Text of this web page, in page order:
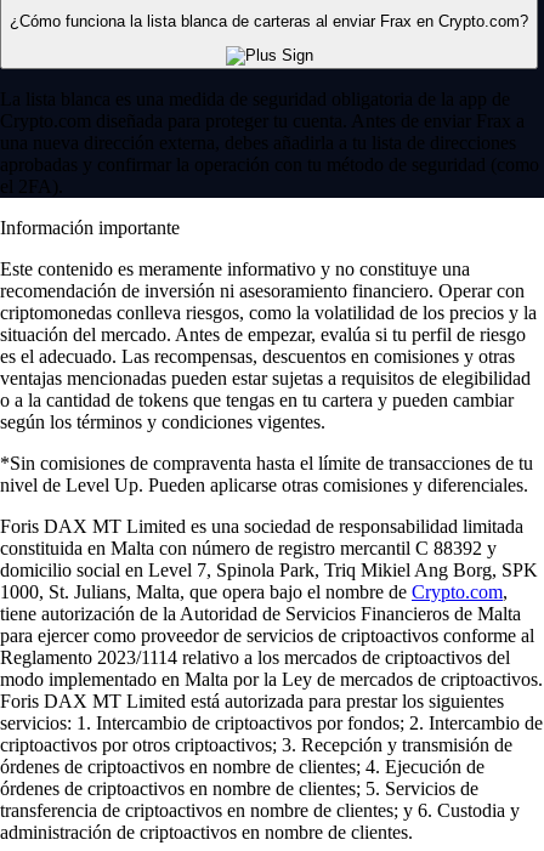
¿Cómo funciona la lista blanca de carteras al enviar Frax en Crypto.com?
La lista blanca es una medida de seguridad obligatoria de la app de
Crypto.com diseñada para proteger tu cuenta. Antes de enviar Frax a
una nueva dirección externa, debes añadirla a tu lista de direcciones
aprobadas y confirmar la operación con tu método de seguridad (como
el 2FA).
Información importante
Este contenido es meramente informativo y no constituye una
recomendación de inversión ni asesoramiento financiero. Operar con
criptomonedas conlleva riesgos, como la volatilidad de los precios y la
situación del mercado. Antes de empezar, evalúa si tu perfil de riesgo
es el adecuado. Las recompensas, descuentos en comisiones y otras
ventajas mencionadas pueden estar sujetas a requisitos de elegibilidad
o a la cantidad de tokens que tengas en tu cartera y pueden cambiar
según los términos y condiciones vigentes.
*Sin comisiones de compraventa hasta el límite de transacciones de tu
nivel de Level Up. Pueden aplicarse otras comisiones y diferenciales.
Foris DAX MT Limited es una sociedad de responsabilidad limitada
constituida en Malta con número de registro mercantil C 88392 y
domicilio social en Level 7, Spinola Park, Triq Mikiel Ang Borg, SPK
1000, St. Julians, Malta, que opera bajo el nombre de Crypto.com,
tiene autorización de la Autoridad de Servicios Financieros de Malta
para ejercer como proveedor de servicios de criptoactivos conforme al
Reglamento 2023/1114 relativo a los mercados de criptoactivos del
modo implementado en Malta por la Ley de mercados de criptoactivos.
Foris DAX MT Limited está autorizada para prestar los siguientes
servicios: 1. Intercambio de criptoactivos por fondos; 2. Intercambio de
criptoactivos por otros criptoactivos; 3. Recepción y transmisión de
órdenes de criptoactivos en nombre de clientes; 4. Ejecución de
órdenes de criptoactivos en nombre de clientes; 5. Servicios de
transferencia de criptoactivos en nombre de clientes; y 6. Custodia y
administración de criptoactivos en nombre de clientes.